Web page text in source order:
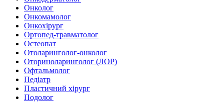
Онколог
Онкомамолог
Онкохірург
Ортопед-травматолог
Остеопат
Отоларинголог-онколог
Оториноларинголог (ЛОР)
Офтальмолог
Педіатр
Пластичний хірург
Подолог